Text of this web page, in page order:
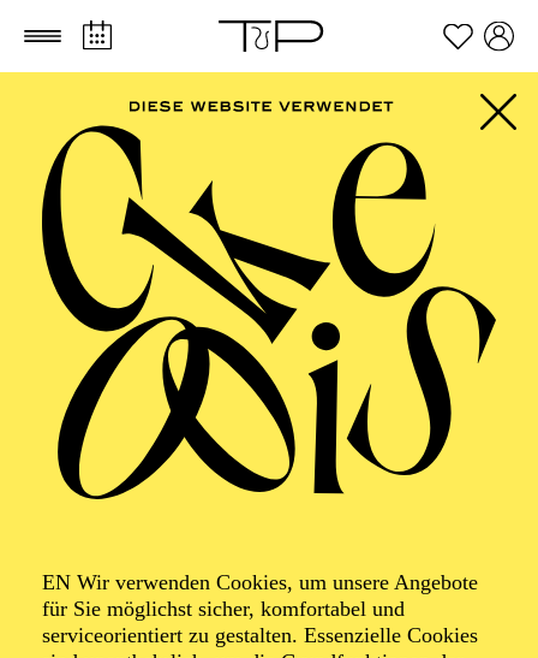
Zum Hauptinhalt springen Zum Footer springen
EN Wir verwenden Cookies, um unsere Angebote
für Sie möglichst sicher, komfortabel und
serviceorientiert zu gestalten. Essenzielle Cookies
FILTER
SEPTEMBER 2026
PHILHARMONIE ESSEN
Friday
04.09.2026
20:00 - 23:00
Alfried Krupp Saal
Organiser: Theater-, Konzert- u. Gastspieldirektion OTTO
HOFNER GMBH
TICKETS